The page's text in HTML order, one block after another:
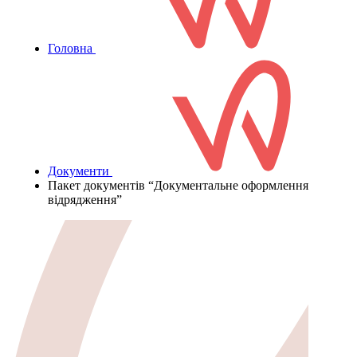
Головна
Документи
Пакет документів “Документальне оформлення
відрядження”